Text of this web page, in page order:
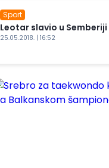
Sport
Leotar slavio u Semberiji
25.05.2018. | 16:52